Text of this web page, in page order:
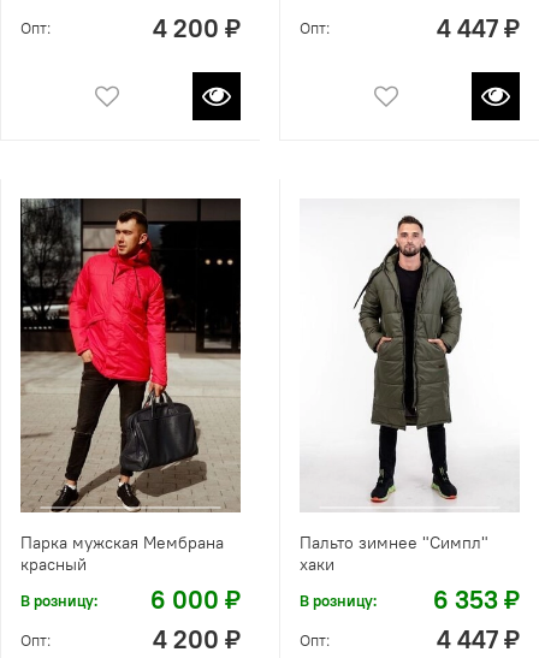
Опт: 4 200 ₽ Опт: 4 447 ₽
Парка мужская Мембрана
красный
В розницу: 6 000 ₽
Опт: 4 200 ₽
Пальто зимнее "Симпл"
хаки
В розницу: 6 353 ₽
Опт: 4 447 ₽